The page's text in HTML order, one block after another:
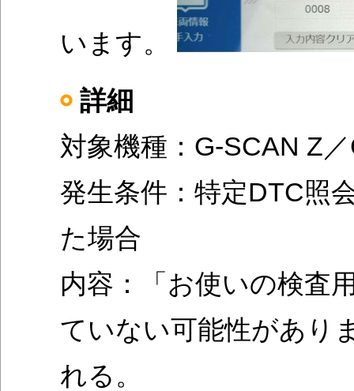
います。
詳細
対象機種：G-SCAN Z
発生条件：特定DTC照
た場合
内容：「お使いの検査
ていない可能性があり
れる。